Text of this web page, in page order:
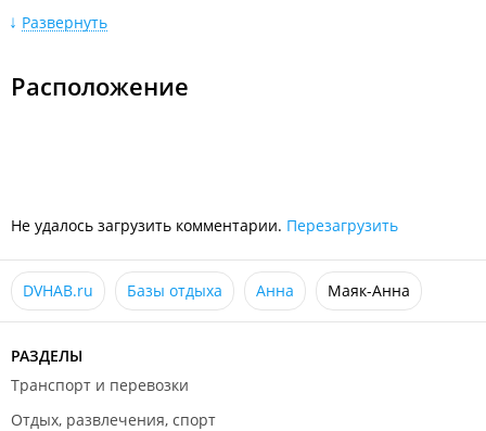
детская и спортивная площадка,
по согласованию с администрацией базы отдыха.
Развернуть
Расположение
Не удалось загрузить комментарии. Перезагрузить
DVHAB.ru Базы отдыха Анна Маяк-Анна
РАЗДЕЛЫ
Транспорт и перевозки
Отдых, развлечения, спорт